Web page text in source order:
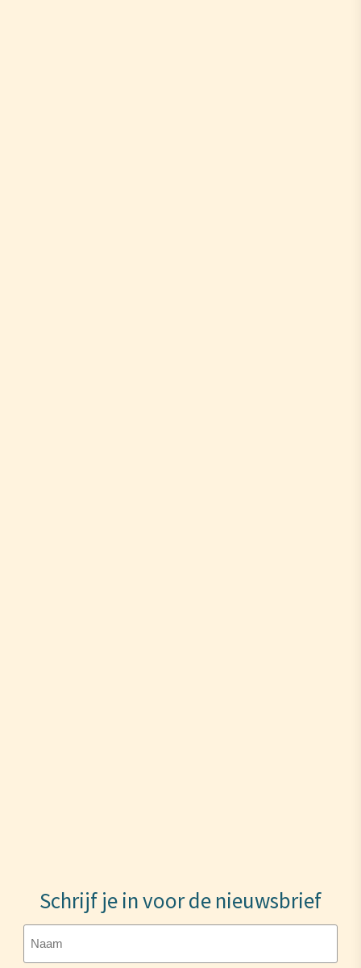
Schrijf je in voor de nieuwsbrief
Naam